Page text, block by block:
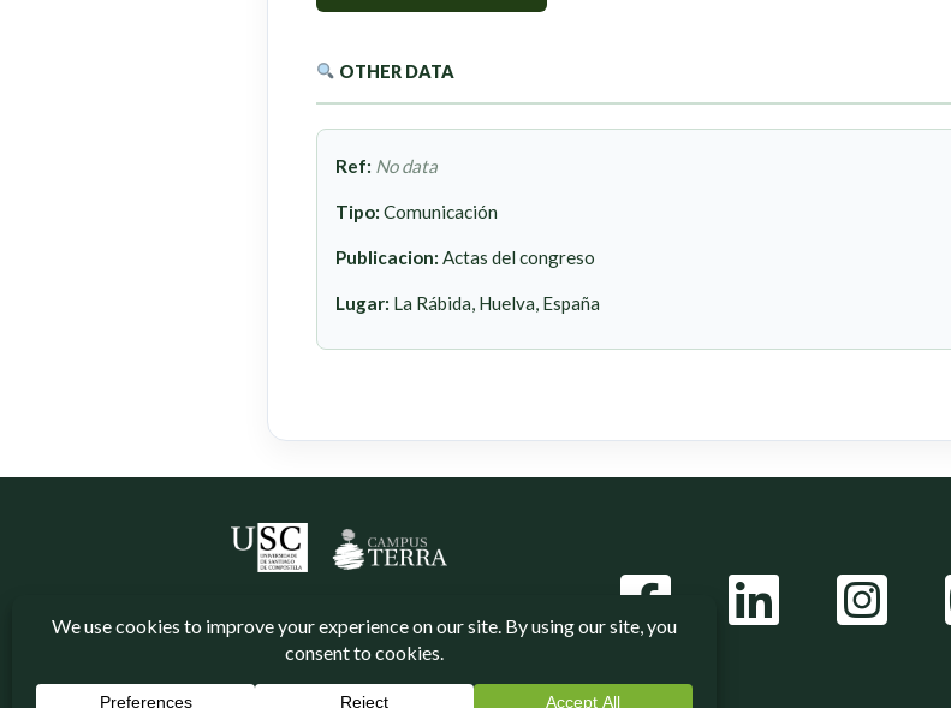
OTHER DATA
Ref: No data
Tipo: Comunicación
Publicacion: Actas del congreso
Lugar: La Rábida, Huelva, España